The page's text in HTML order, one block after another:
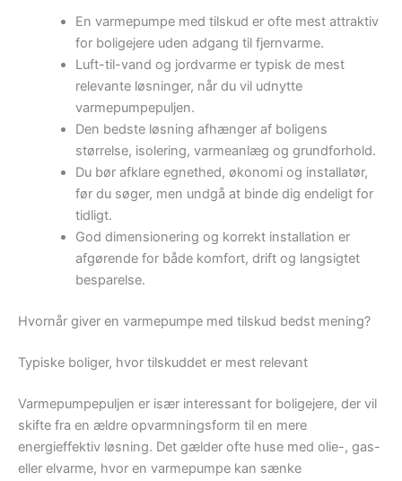
En varmepumpe med tilskud er ofte mest attraktiv
for boligejere uden adgang til fjernvarme.
Luft-til-vand og jordvarme er typisk de mest
relevante løsninger, når du vil udnytte
varmepumpepuljen.
Den bedste løsning afhænger af boligens
størrelse, isolering, varmeanlæg og grundforhold.
Du bør afklare egnethed, økonomi og installatør,
før du søger, men undgå at binde dig endeligt for
tidligt.
God dimensionering og korrekt installation er
afgørende for både komfort, drift og langsigtet
besparelse.
Hvornår giver en varmepumpe med tilskud bedst mening?
Typiske boliger, hvor tilskuddet er mest relevant
Varmepumpepuljen er især interessant for boligejere, der vil
skifte fra en ældre opvarmningsform til en mere
energieffektiv løsning. Det gælder ofte huse med olie-, gas-
eller elvarme, hvor en varmepumpe kan sænke